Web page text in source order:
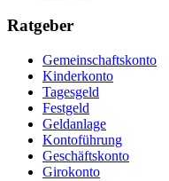
Ratgeber
Gemeinschaftskonto
Kinderkonto
Tagesgeld
Festgeld
Geldanlage
Kontoführung
Geschäftskonto
Girokonto